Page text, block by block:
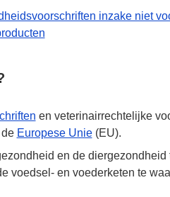
inzake niet
en veterinairrechtelijke
Europese Unie(EU).
en de diergezondheid
voedsel- en voederketen te